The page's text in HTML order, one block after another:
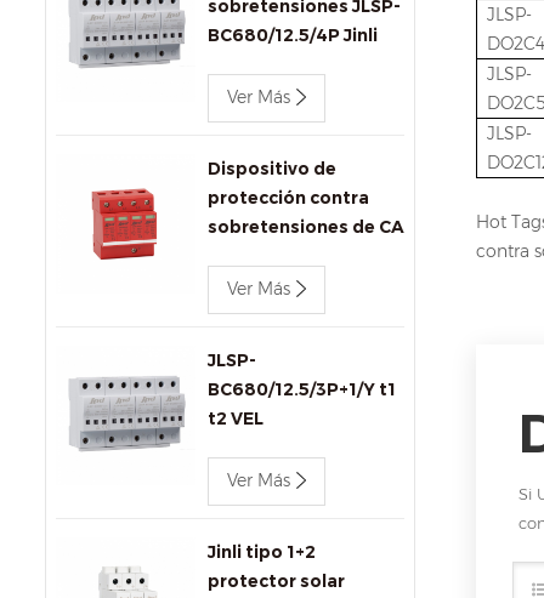
sobretensiones JLSP-
BC680/12.5/4P Jinli
Ver Más
Dispositivo de
protección contra
sobretensiones de CA
SPD JLSP-
GA440/80/4P
Ver Más
JLSP-
BC680/12.5/3P+1/Y t1
t2 VEL
Ver Más
Jinli tipo 1+2
protector solar
JLSP-
JLSP-
JLSP-
Hot
contra
Si